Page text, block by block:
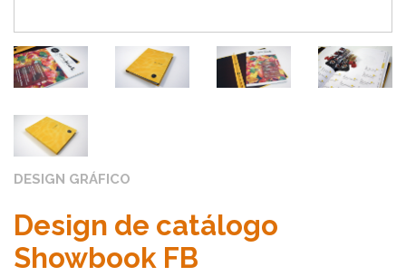
DESIGN GRÁFICO
Design de catálogo
Showbook FB